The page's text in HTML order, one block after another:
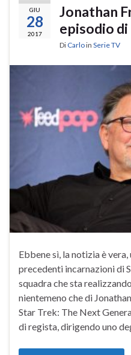
GIU
28
2017
Jonathan
episodio
Di Carloin Serie TV
Ebbene sì, la notizia è
precedenti incarnazioni di
squadra che sta
nientemeno che di
Star Trek: The Next
di regista, dirigendo uno